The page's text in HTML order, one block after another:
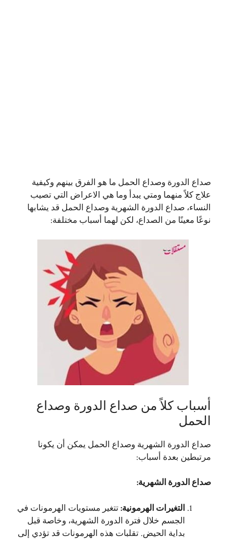
صداع الدورة وصداع الحمل ما هو الفرق بينهم وكيفية
علاج كلاً منهما ومتي يبدأ وما هي الاعراض التي تصيب
النساء، صداع الدورة الشهرية وصداع الحمل قد يشابها
نوعًا معينًا من الصداع، لكن لهما أسباب مختلفة:
أسباب كلاً من صداع الدورة وصداع
الحمل
صداع الدورة الشهرية وصداع الحمل يمكن أن يكونا
مرتبطين بعدة أسباب:
صداع الدورة الشهرية:
التغيرات الهرمونية:تتغير مستويات الهرمونات في
الجسم خلال فترة الدورة الشهرية، وخاصة قبل
بداية الحيض. تقلبات هذه الهرمونات قد تؤدي إلى